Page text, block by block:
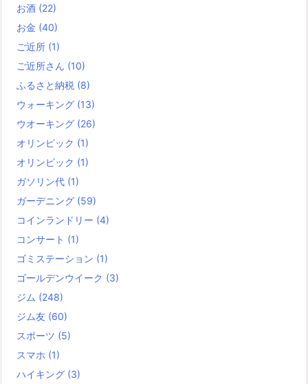
お酒 (22)
お金 (40)
ご近所 (1)
ご近所さん (10)
ふるさと納税 (8)
ウォーキング (13)
ウオーキング (26)
オリンピック (1)
オリンピック (1)
ガソリン代 (1)
ガーデニング (59)
コインランドリー (4)
コンサート (1)
ゴミステーション (1)
ゴールデンウイーク (3)
ジム (248)
ジム友 (60)
スポーツ (5)
スマホ (1)
ハイキング (3)